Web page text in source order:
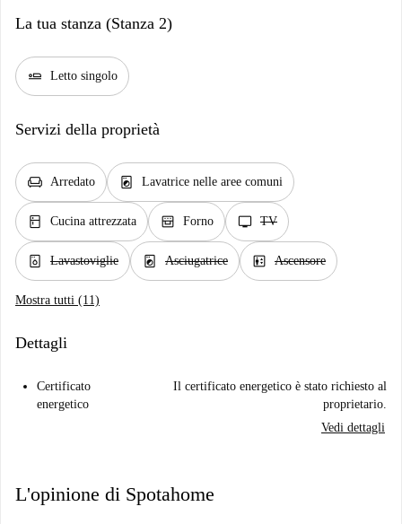
La tua stanza (Stanza 2)
airline_seat_flat Letto singolo
Servizi della proprietà
chair Arredato local_laundry_service Lavatrice nelle aree comuni
kitchen Cucina attrezzata oven_gen Forno tv TV
dishwasher_gen Lavastoviglie local_laundry_service Asciugatrice elevator Ascensore
Mostra tutti (11)
Dettagli
Certificato
energetico
Il certificato energetico è stato richiesto al
proprietario.
Vedi dettagli
L'opinione di Spotahome